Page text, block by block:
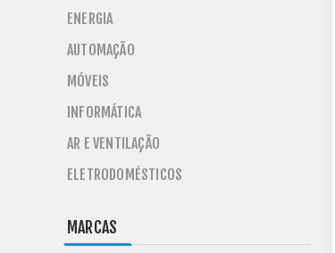
ENERGIA
AUTOMAÇÃO
MÓVEIS
INFORMÁTICA
AR E VENTILAÇÃO
ELETRODOMÉSTICOS
MARCAS